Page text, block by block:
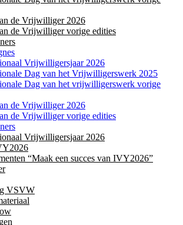
de Vrijwilliger 2026
de Vrijwilliger vorige edities
Vrijwilligersjaar 2026
Dag van het Vrijwilligerswerk 2025
Dag van het vrijwilligerswerk vorige
de Vrijwilliger 2026
de Vrijwilliger vorige edities
Vrijwilligersjaar 2026
“Maak een succes van IVY2026”
VSVW